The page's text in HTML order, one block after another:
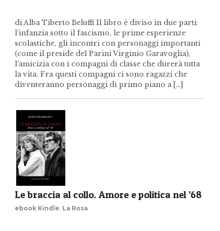
di Alba Tiberto Beluffi Il libro è diviso in due parti:
l’infanzia sotto il fascismo, le prime esperienze
scolastiche, gli incontri con personaggi importanti
(come il preside del Parini Virginio Garavoglia),
l’amicizia con i compagni di classe che durerà tutta
la vita. Fra questi compagni ci sono ragazzi che
diventeranno personaggi di primo piano a […]
Le braccia al collo. Amore e politica nel ’68
ebook Kindle, La Rosa